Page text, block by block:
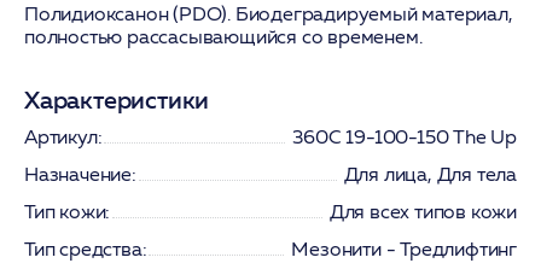
Полидиоксанон (PDO). Биодеградируемый материал,
полностью рассасывающийся со временем.
Характеристики
Артикул:
360С 19-100-150 The Up
Назначение:
Для лица, Для тела
Тип кожи:
Для всех типов кожи
Тип средства:
Мезонити - Тредлифтинг